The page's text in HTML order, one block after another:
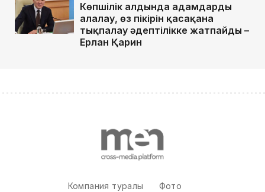
Көпшілік алдында адамдарды
алалау, өз пікірін қасақана
тықпалау әдептілікке жатпайды –
Ерлан Қарин
Компания туралы
Фото